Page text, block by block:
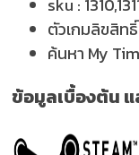
ตัวเกมลิขสิท
ค้นหา My
ข้อมูลเบื้องต้น แ